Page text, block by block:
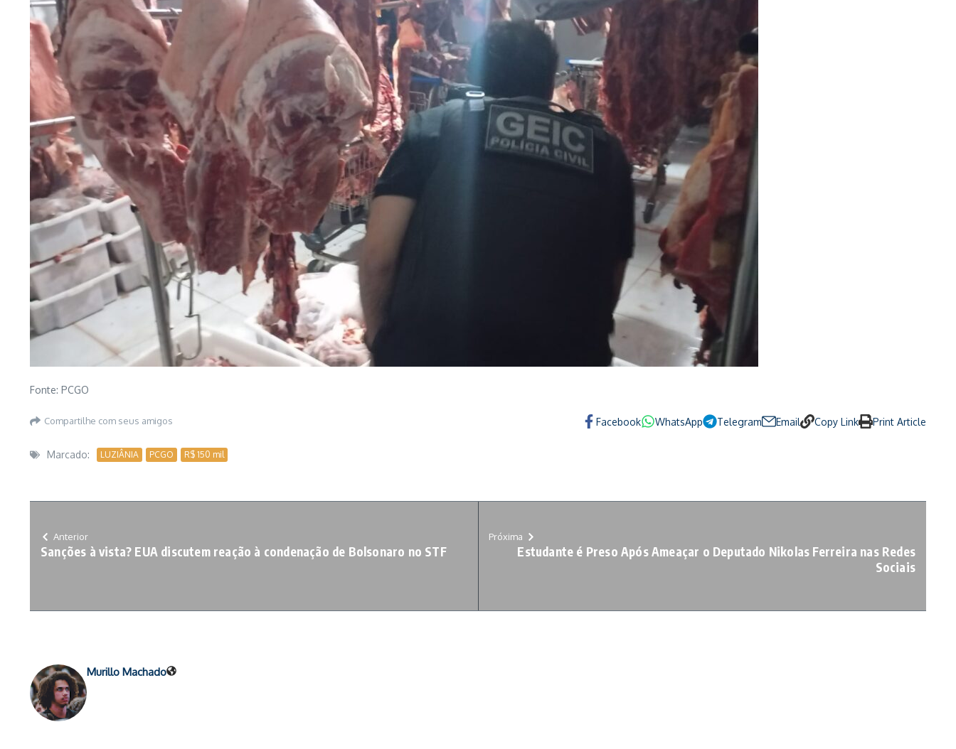
Fonte: PCGO
Compartilhe com seus amigos Facebook WhatsApp Telegram Email Copy Link Print Article
Marcado: LUZIÂNIA PCGO R$ 150 mil
Anterior
Sanções à vista? EUA discutem reação à condenação de Bolsonaro no STF
Próxima
Estudante é Preso Após Ameaçar o Deputado Nikolas Ferreira nas Redes
Sociais
Murillo Machado